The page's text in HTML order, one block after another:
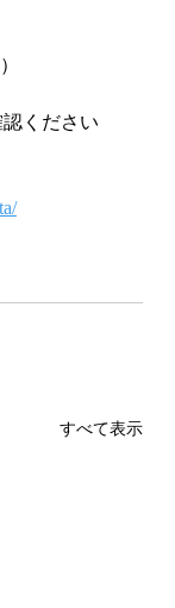
認ください
すべて表示